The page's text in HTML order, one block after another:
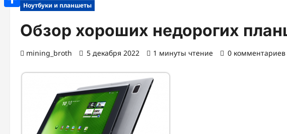
Ноутбуки и планшеты
Обзор хороших недорогих
mining_broth 5 декабря 2022 1 минуты чтение 0 комментариев